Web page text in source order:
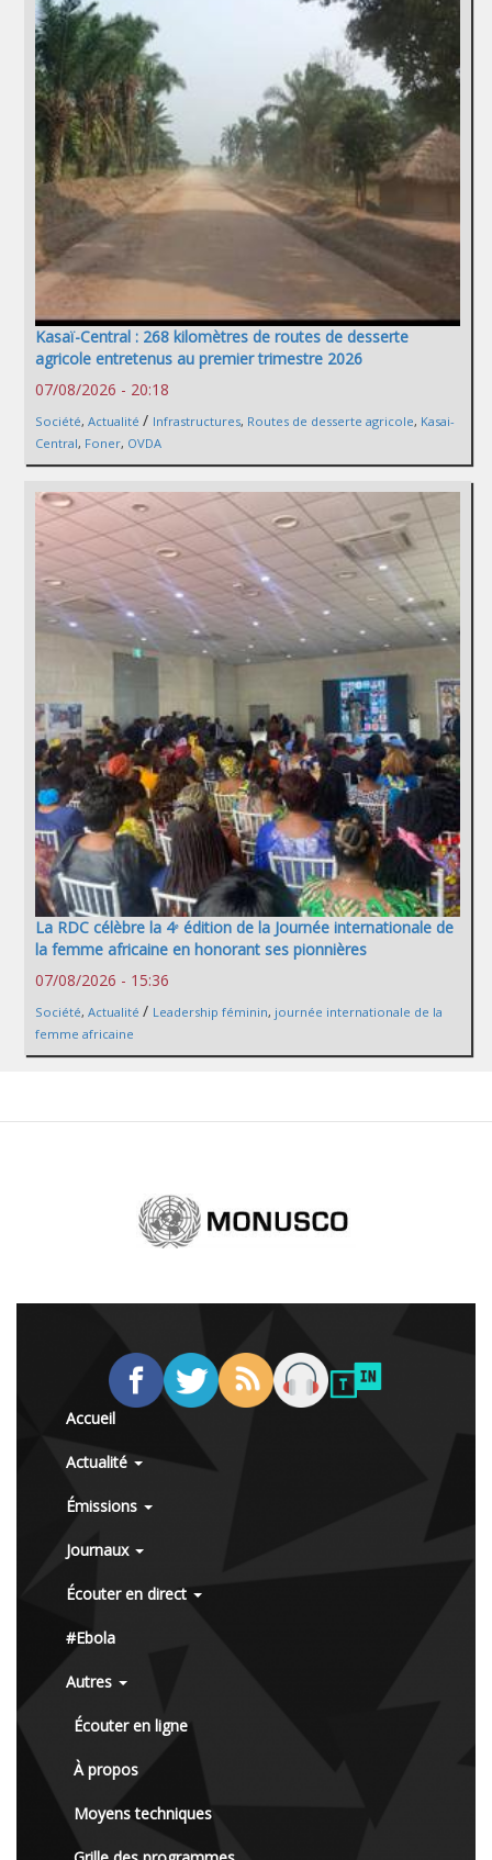
Kasaï-Central : 268 kilomètres de routes de desserte
agricole entretenus au premier trimestre 2026
07/08/2026 - 20:18
Société, Actualité / Infrastructures, Routes de desserte agricole, Kasai-
Central, Foner, OVDA
La RDC célèbre la 4ᵉ édition de la Journée internationale de
la femme africaine en honorant ses pionnières
07/08/2026 - 15:36
Société, Actualité / Leadership féminin, journée internationale de la
femme africaine
Accueil
Actualité
Émissions
Journaux
Écouter en direct
#Ebola
Autres
Écouter en ligne
À propos
Moyens techniques